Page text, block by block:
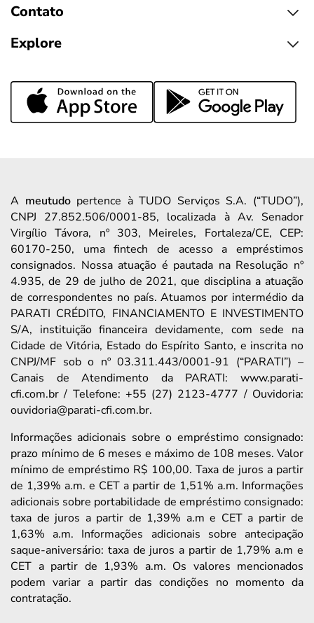
Contato
Explore
A meutudopertence à TUDO Serviços S.A. (“TUDO”),
CNPJ 27.852.506/0001-85, localizada à Av. Senador
Virgílio Távora, nº 303, Meireles, Fortaleza/CE, CEP:
60170-250, uma fintech de acesso a empréstimos
consignados. Nossa atuação é pautada na Resolução nº
4.935, de 29 de julho de 2021, que disciplina a atuação
de correspondentes no país. Atuamos por intermédio da
PARATI CRÉDITO, FINANCIAMENTO E INVESTIMENTO
S/A, instituição financeira devidamente, com sede na
Cidade de Vitória, Estado do Espírito Santo, e inscrita no
CNPJ/MF sob o nº 03.311.443/0001-91 (“PARATI”) –
Canais de Atendimento da PARATI: www.parati-
cfi.com.br / Telefone: +55 (27) 2123-4777 / Ouvidoria:
ouvidoria@parati-cfi.com.br.
Informações adicionais sobre o empréstimo consignado:
prazo mínimo de 6 meses e máximo de 108 meses. Valor
mínimo de empréstimo R$ 100,00. Taxa de juros a partir
de 1,39% a.m. e CET a partir de 1,51% a.m. Informações
adicionais sobre portabilidade de empréstimo consignado:
taxa de juros a partir de 1,39% a.m e CET a partir de
1,63% a.m. Informações adicionais sobre antecipação
saque-aniversário: taxa de juros a partir de 1,79% a.m e
CET a partir de 1,93% a.m. Os valores mencionados
podem variar a partir das condições no momento da
contratação.